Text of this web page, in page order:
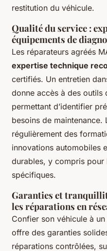
restitution du véhicule.
Qualité du service :
équipements de
Les réparateurs agréés
expertise technique
certifiés. Un entretien
donne accès à des outils
permettant d’identifier
besoins de maintenance.
régulièrement des
innovations automobiles
durables, y compris pour
spécifiques.
Garanties et
les réparations en
Confier son véhicule à un
offre des garanties
réparations contrôlées,